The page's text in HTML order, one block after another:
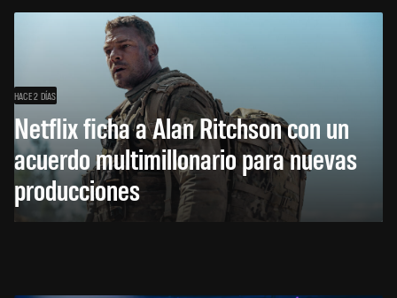
HACE 2 DÍAS
Netflix ficha a Alan Ritchson con un
acuerdo multimillonario para nuevas
producciones